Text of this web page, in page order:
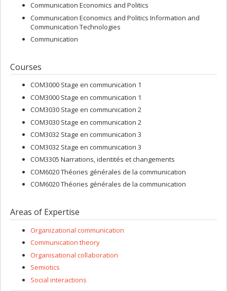
Communication Economics and Politics
Communication Economics and Politics Information and
Communication Technologies
Communication
Courses
COM3000 Stage en communication 1
COM3000 Stage en communication 1
COM3030 Stage en communication 2
COM3030 Stage en communication 2
COM3032 Stage en communication 3
COM3032 Stage en communication 3
COM3305 Narrations, identités et changements
COM6020 Théories générales de la communication
COM6020 Théories générales de la communication
Areas of Expertise
Organizational communication
Communication theory
Organisational collaboration
Semiotics
Social interactions